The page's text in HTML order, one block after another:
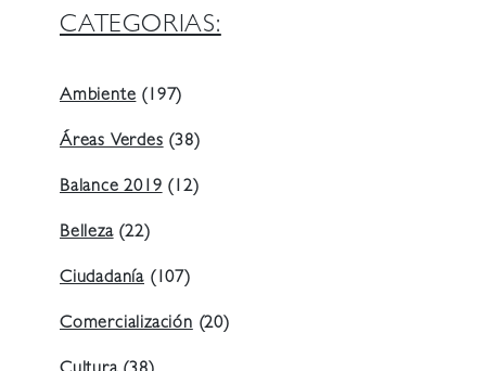
CATEGORIAS:
Ambiente (197)
Áreas Verdes (38)
Balance 2019 (12)
Belleza(22)
Ciudadanía (107)
Comercialización (20)